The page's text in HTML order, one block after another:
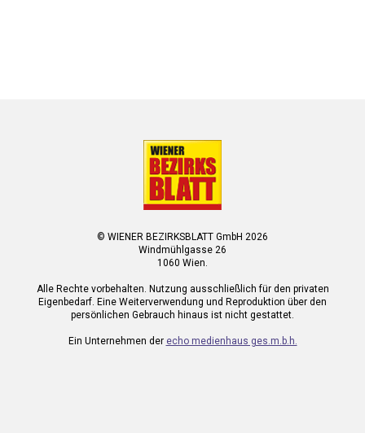
© WIENER BEZIRKSBLATT GmbH 2026
Windmühlgasse 26
1060 Wien.
Alle Rechte vorbehalten. Nutzung ausschließlich für den privaten
Eigenbedarf. Eine Weiterverwendung und Reproduktion über den
persönlichen Gebrauch hinaus ist nicht gestattet.
Ein Unternehmen der echo medienhaus ges.m.b.h.